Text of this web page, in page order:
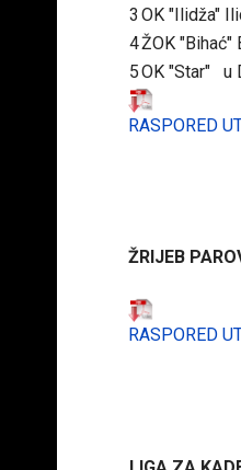
3 OK "Ilidža"
4ŽOK "Bihać"
5OK "Star" u
RASPORED
ŽRIJEB
RASPORED